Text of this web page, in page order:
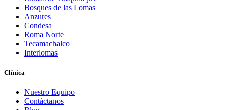
Bosques de las Lomas
Anzures
Condesa
Roma Norte
Tecamachalco
Interlomas
Clínica
Nuestro Equipo
Contáctanos